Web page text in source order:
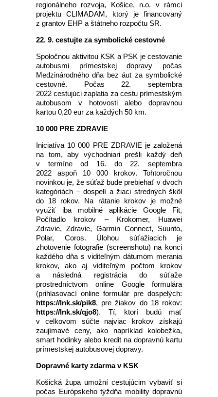
regionálneho rozvoja, Košice, n.o. v rámci
projektu CLIMADAM, ktorý je financovaný
z grantov EHP a štátneho rozpočtu SR.
22. 9. cestujte za symbolické cestovné
Spoločnou aktivitou KSK a PSK je cestovanie
autobusmi prímestskej dopravy počas
Medzinárodného dňa bez áut za symbolické
cestovné. Počas 22. septembra
2022 cestujúci zaplatia za cestu prímestským
autobusom v hotovosti alebo dopravnou
kartou 0,20 eur za každých 50 km.
10 000 PRE ZDRAVIE
Iniciatíva 10 000 PRE ZDRAVIE je založená
na tom, aby východniari prešli každý deň
v termíne od 16. do 22. septembra
2022 aspoň 10 000 krokov. Tohtoročnou
novinkou je, že súťaž bude prebiehať v dvoch
kategóriách – dospelí a žiaci stredných škôl
do 18 rokov. Na rátanie krokov je možné
využiť iba mobilné aplikácie Google Fit,
Počítadlo krokov – Krokomer, Huawei
Zdravie, Zdravie, Garmin Connect, Suunto,
Polar, Coros. Úlohou súťažiacich je
zhotovenie fotografie (screenshotu) na konci
každého dňa s viditeľným dátumom merania
krokov, ako aj viditeľným počtom krokov
a následná registrácia do súťaže
prostredníctvom online Google formulára
(prihlasovací online formulár pre dospelých:
https://lnk.sk/pik8, pre žiakov do 18 rokov:
https://lnk.sk/qjo8). Tí, ktorí budú mať
v celkovom súčte najviac krokov získajú
zaujímavé ceny, ako napríklad kolobežka,
smart hodinky alebo kredit na dopravnú kartu
prímestskej autobusovej dopravy.
Dopravné karty zdarma v KSK
Košická župa umožní cestujúcim vybaviť si
počas Európskeho týždňa mobility dopravnú